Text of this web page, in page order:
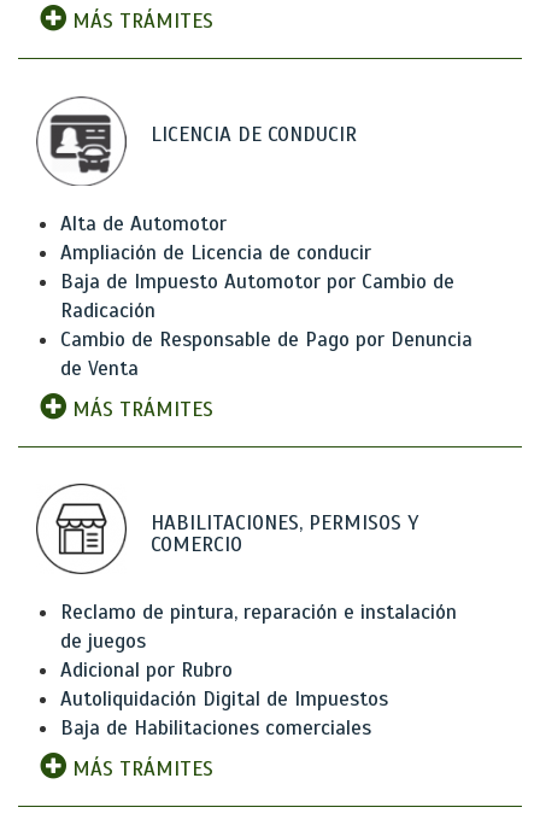
MÁS TRÁMITES
LICENCIA DE CONDUCIR
Alta de Automotor
Ampliación de Licencia de conducir
Baja de Impuesto Automotor por Cambio de
Radicación
Cambio de Responsable de Pago por Denuncia
de Venta
MÁS TRÁMITES
HABILITACIONES, PERMISOS Y
COMERCIO
Reclamo de pintura, reparación e instalación
de juegos
Adicional por Rubro
Autoliquidación Digital de Impuestos
Baja de Habilitaciones comerciales
MÁS TRÁMITES